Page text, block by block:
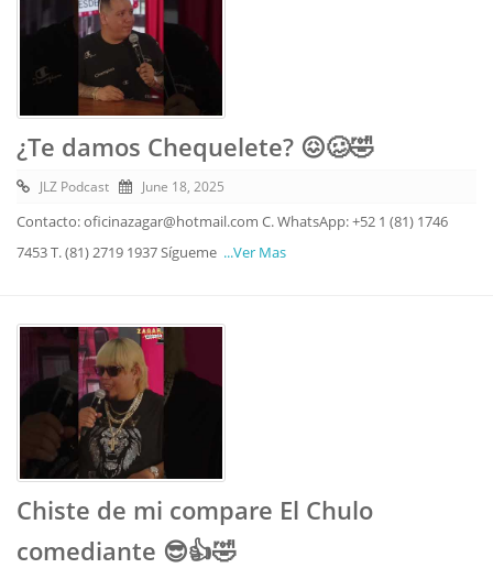
¿Te damos Chequelete? 😖🥴🤣
JLZ Podcast June 18, 2025
Contacto: oficinazagar@hotmail.com C. WhatsApp: +52 1 (81) 1746
7453 T. (81) 2719 1937 Sígueme ...Ver Mas
Chiste de mi compare El Chulo
comediante 😎👍🤣